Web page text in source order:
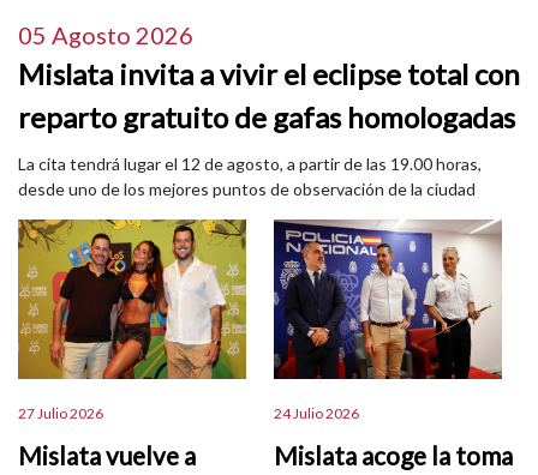
05 Agosto 2026
Mislata invita a vivir el eclipse total con
reparto gratuito de gafas homologadas
La cita tendrá lugar el 12 de agosto, a partir de las 19.00 horas,
desde uno de los mejores puntos de observación de la ciudad
27 Julio 2026
Mislata vuelve a
24 Julio 2026
Mislata acoge la toma